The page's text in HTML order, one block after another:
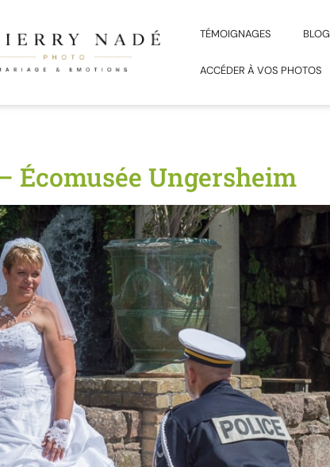
TÉMOIGNAGES BLOG
ACCÉDER À VOS PHOTOS
Écomusée Ungersheim